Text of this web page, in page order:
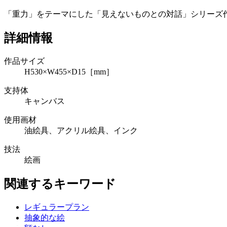
「重力」をテーマにした「見えないものとの対話」シリーズ
詳細情報
作品サイズ
H530×W455×D15［mm］
支持体
キャンバス
使用画材
油絵具、アクリル絵具、インク
技法
絵画
関連するキーワード
レギュラープラン
抽象的な絵